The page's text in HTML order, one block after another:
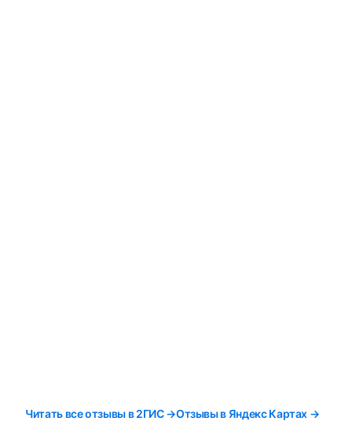
Читать все отзывы в 2ГИС →Отзывы в Яндекс Картах →